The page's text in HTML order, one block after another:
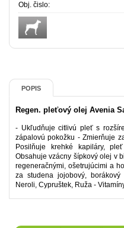
Obj. čislo:
POPIS
Regen. pleťový olej Avenia
- Ukľudňuje citlivú pleť s
zápalovú pokožku - Zmierňuje
Posilňuje krehké kapiláry,
Obsahuje vzácny šípkový olej v
regeneračnými, ošetrujúcimi a
za studena jojobový,
Neroli, Cypruštek, Ruža -